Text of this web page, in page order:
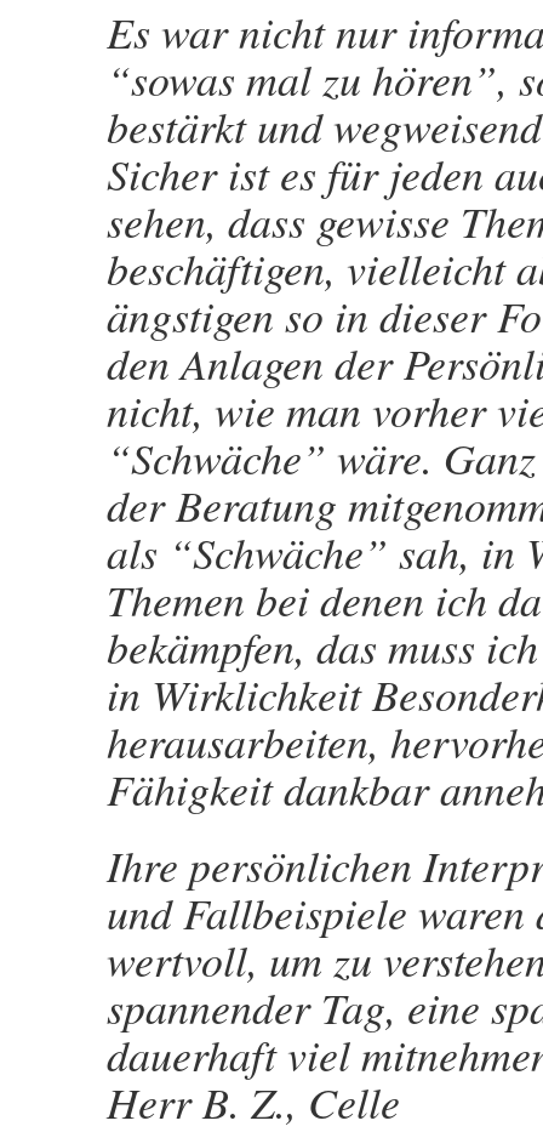
Es war nicht nur
“sowas mal zu hören”,
bestärkt und
Sicher ist es für jeden
sehen, dass gewisse
beschäftigen, vielleicht
ängstigen so in dieser
den Anlagen der
nicht, wie man vorher
“Schwäche” wäre.
der Beratung
als “Schwäche” sah,
Themen bei denen ich
bekämpfen, das muss
in Wirklichkeit
herausarbeiten,
Fähigkeit dankbar
Ihre persönlichen
und Fallbeispiele
wertvoll, um zu
spannender Tag, eine
dauerhaft viel
Herr B. Z., Celle